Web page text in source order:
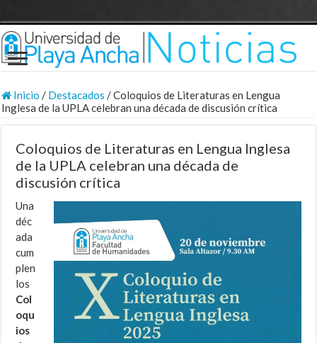
Inicio / Destacados /Coloquios de Literaturas en Lengua
Inglesa de la UPLA celebran una década de discusión crítica
Coloquios de Literaturas en Lengua Inglesa
de la UPLA celebran una década de
discusión crítica
Una
déc
ada
cum
plen
los
Col
oqu
ios